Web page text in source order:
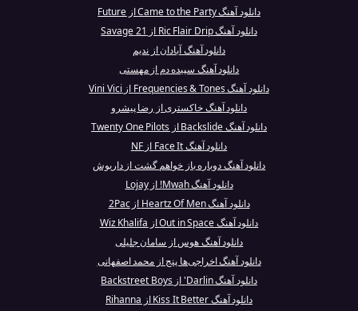
دانلود آهنگ Came to the Party از Future
دانلود آهنگ Ric Flair Drip از 21 Savage
دانلود آهنگ آبادان از ندیم
دانلود آهنگ سپیده دم از مهستی
دانلود آهنگ Frequencies & Tones از Vini Vici
دانلود آهنگ خاکستری از رضا پیشرو
دانلود آهنگ Backslide از Twenty One Pilots
دانلود آهنگ Face It از NF
دانلود آهنگ دوباره باز خواهم گشت از داریوش
دانلود آهنگ Mwah! از Lojay
دانلود آهنگ Heartz Of Men از 2Pac
دانلود آهنگ Out in Space از Wiz Khalifa
دانلود آهنگ هوس از سامان جلیلی
دانلود آهنگ اخراجی‌ها پنج از محمد اصفهانی
دانلود آهنگ Darlin' از Backstreet Boys
دانلود آهنگ Kiss It Better از Rihanna